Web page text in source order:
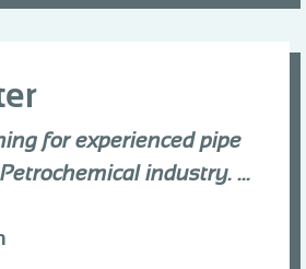
for experienced pipe
industry. ...